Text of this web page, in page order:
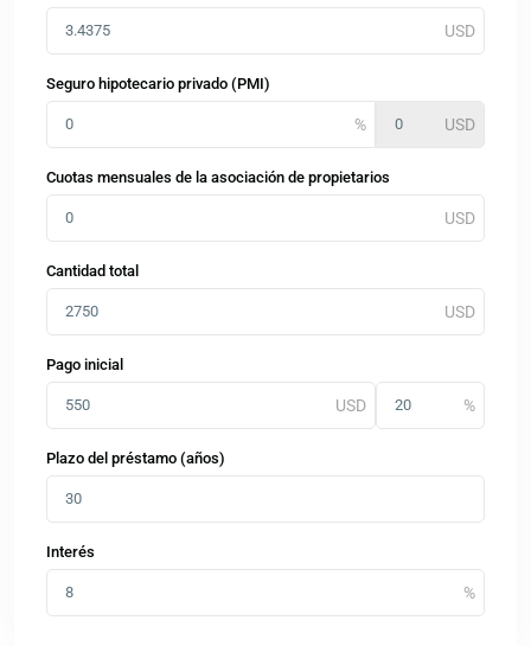
Seguro hipotecario privado (PMI)
Cuotas mensuales de la asociación de propietarios
Cantidad total
Pago inicial
Plazo del préstamo (años)
Interés